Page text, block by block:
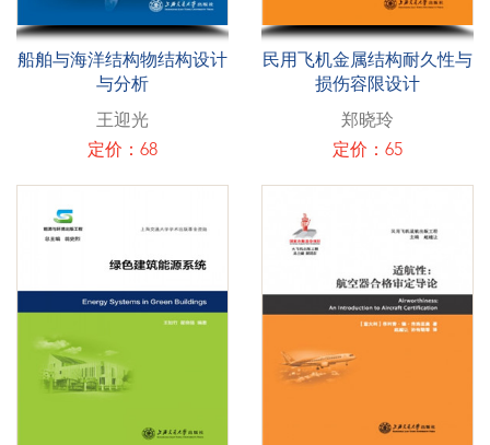
船舶与海洋结构物结构设计
与分析
王迎光
定价：68
民用飞机金属结构耐久性与
损伤容限设计
郑晓玲
定价：65